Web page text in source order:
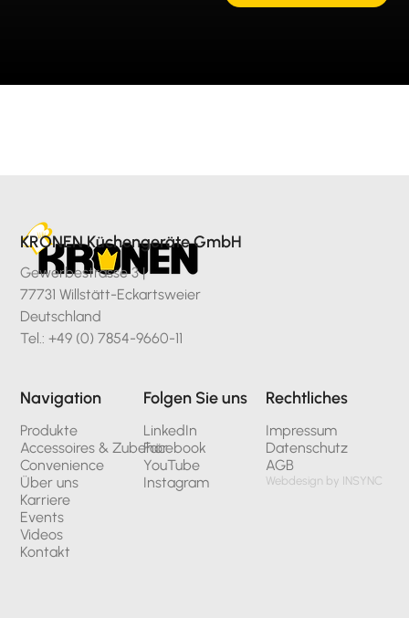
KRONEN Küchengeräte GmbH
Gewerbestrasse 3 |
77731 Willstätt-Eckartsweier
Deutschland
Tel.: +49 (0) 7854-9660-11
Navigation
Produkte
Accessoires & Zubehör
Convenience
Über uns
Karriere
Events
Videos
Kontakt
Folgen Sie uns
LinkedIn
Facebook
YouTube
Instagram
Rechtliches
Impressum
Datenschutz
AGB
Webdesign by INSYNC